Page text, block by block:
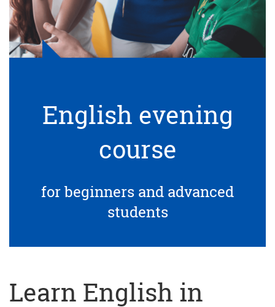
English evening
course
for beginners and advanced
students
Learn English in